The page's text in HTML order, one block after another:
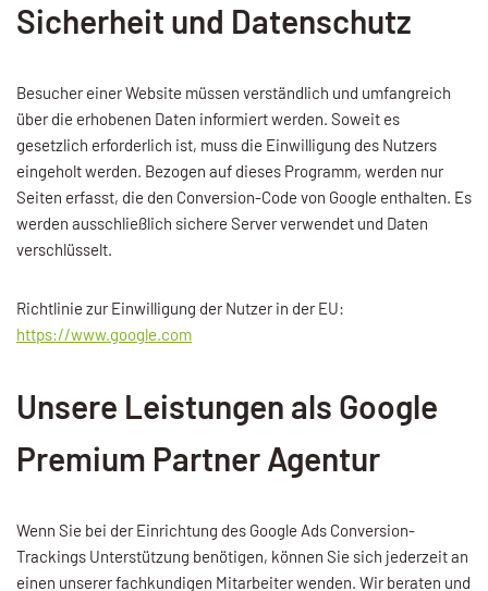
Sicherheit und Datenschutz
Besucher einer Website müssen verständlich und umfangreich
über die erhobenen Daten informiert werden. Soweit es
gesetzlich erforderlich ist, muss die Einwilligung des Nutzers
eingeholt werden. Bezogen auf dieses Programm, werden nur
Seiten erfasst, die den Conversion-Code von Google enthalten. Es
werden ausschließlich sichere Server verwendet und Daten
verschlüsselt.
Richtlinie zur Einwilligung der Nutzer in der EU:
https://www.google.com
Unsere Leistungen als Google
Premium Partner Agentur
Wenn Sie bei der Einrichtung des Google Ads Conversion-
Trackings Unterstützung benötigen, können Sie sich jederzeit an
einen unserer fachkundigen Mitarbeiter wenden. Wir beraten und